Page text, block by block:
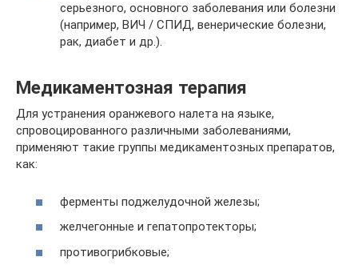
серьезного, основного заболевания или болезни
(например, ВИЧ / СПИД, венерические болезни,
рак, диабет и др.).
Медикаментозная терапия
Для устранения оранжевого налета на языке,
спровоцированного различными заболеваниями,
применяют такие группы медикаментозных препаратов,
как:
ферменты поджелудочной железы;
желчегонные и гепатопротекторы;
противогрибковые;